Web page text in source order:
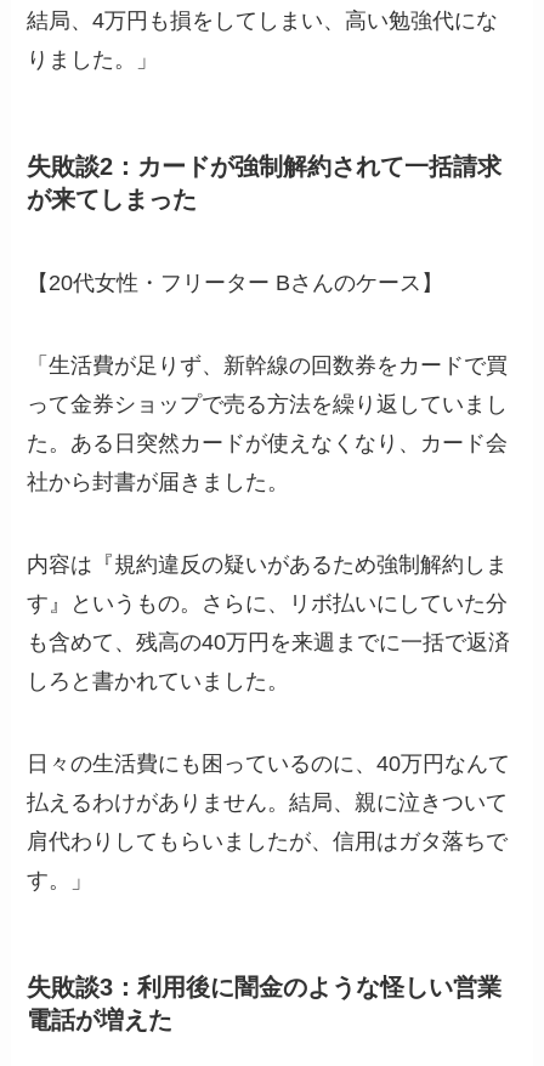
結局、4万円も損をしてしまい、高い勉強代にな
りました。」
失敗談2：カードが強制解約されて一括請求
が来てしまった
【20代女性・フリーター Bさんのケース】
「生活費が足りず、新幹線の回数券をカードで買
って金券ショップで売る方法を繰り返していまし
た。ある日突然カードが使えなくなり、カード会
社から封書が届きました。
内容は『規約違反の疑いがあるため強制解約しま
す』というもの。さらに、リボ払いにしていた分
も含めて、残高の40万円を来週までに一括で返済
しろと書かれていました。
日々の生活費にも困っているのに、40万円なんて
払えるわけがありません。結局、親に泣きついて
肩代わりしてもらいましたが、信用はガタ落ちで
す。」
失敗談3：利用後に闇金のような怪しい営業
電話が増えた